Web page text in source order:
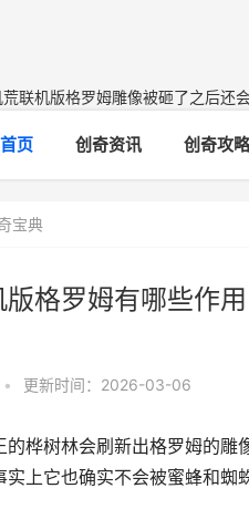
联机版格罗姆雕像被砸了之后还
首页 创奇资讯 创奇攻略
宝典
版格罗姆有哪些作
• 更新时间：2026-03-06
的桦树林会刷新出格罗姆的
实上它也确实不会被蜜蜂和蜘